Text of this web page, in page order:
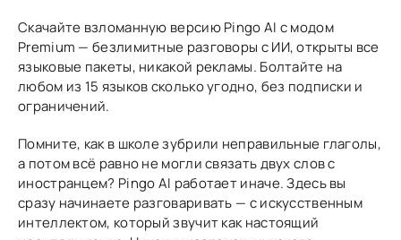
Скачайте взломанную версию Pingo AI с модом
Premium — безлимитные разговоры с ИИ, открыты все
языковые пакеты, никакой рекламы. Болтайте на
любом из 15 языков сколько угодно, без подписки и
ограничений.
Помните, как в школе зубрили неправильные глаголы,
а потом всё равно не могли связать двух слов с
иностранцем? Pingo AI работает иначе. Здесь вы
сразу начинаете разговаривать — с искусственным
интеллектом, который звучит как настоящий